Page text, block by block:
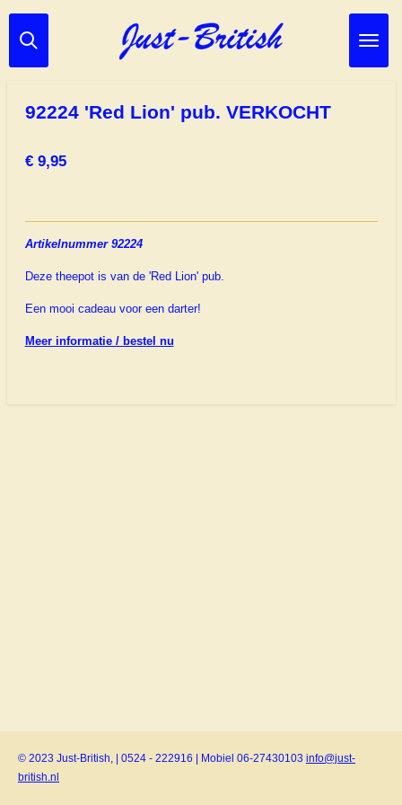
Ga
direct
92224 'Red Lion' pub. VERKOCHT
€ 9,95
Artikelnummer 92224
Deze theepot is van de 'Red Lion' pub.
Een mooi cadeau voor een darter!
Meer informatie / bestel nu
© 2023 Just-British, | 0524 - 222916 | Mobiel 06-27430103 info@just-
british.nl